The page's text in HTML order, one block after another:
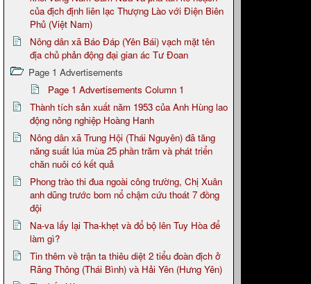
của địch định liên lạc Thượng Lào với Điện Biên
Phủ (Việt Nam)
Nông dân xã Báo Đáp (Yên Bái) vạch mặt tên
địa chủ phản động đại gian ác Tư Đoan
Page 1 Advertisements
Page 1 Advertisements Column 1
Thành tích sản xuất năm 1953 của Anh Hùng lao
động nông nghiệp Hoàng Hanh
Nông dân xã Trung Hội (Thái Nguyên) đã tăng
năng suất lúa mùa 25 phần trăm và phát triển
chăn nuôi có kết quả
Phong trào thi đua ngoài công trường, Chị Xuân
anh dũng trước bom nổ chậm cứu thoát 7 đồng
đội
Na-va lấy lại Tha-khẹt và đổ bộ lên Tuy Hòa để
làm gì?
Tin thêm về trận ta thiêu diệt 2 tiểu đoàn địch ở
Rãng Thông (Thái Bình) và Hải Yên (Hưng Yên)